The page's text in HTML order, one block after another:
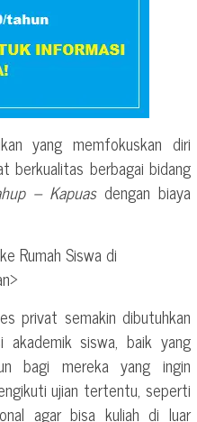
yang memfokuskan diri
berkualitas berbagai bidang
– Kapuasdengan biaya
privat semakin dibutuhkan
akademik siswa, baik yang
bagi mereka yang ingin
ujian tertentu, seperti
agar bisa kuliah di luar